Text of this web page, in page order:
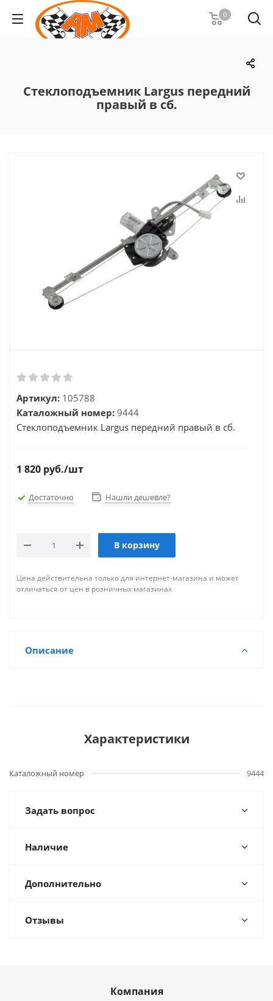
0
Стеклоподъемник Largus передний
правый в сб.
Артикул: 105788
Каталожный номер: 9444
Стеклоподъемник Largus передний правый в сб.
1 820 руб./шт
Достаточно Нашли дешевле?
В корзину
Цена действительна только для интернет-магазина и может
отличаться от цен в розничных магазинах
Описание
Характеристики
Каталожный номер 9444
Задать вопрос
Наличие
Дополнительно
Отзывы
Компания